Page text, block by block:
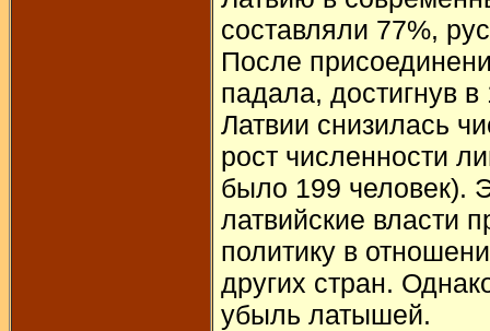
составляли 77%,
После
падала, достигнув в
Латвии снизилась
рост численности
было 199 человек).
латвийские власти
политику в
других стран.
убыль латышей.